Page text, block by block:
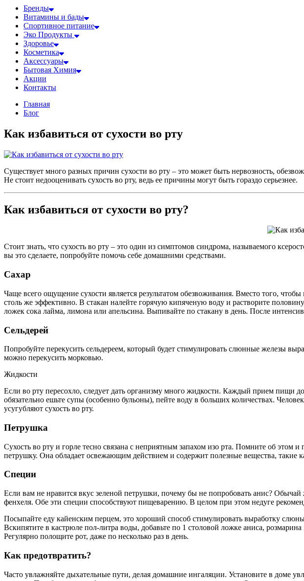
Бренды
Витамины и бады
Спортивное питание
Эко Продукты
Здоровье
Косметика
Аксессуары
Бытовая Химия
Акции
Контакты
Главная
Блог
Как избавиться от сухости во рту
Существует много разных причин сухости во рту – это может быть нервозность,
Не стоит недооценивать сухость во рту, ведь ее причины могут быть гораздо серьезнее.
Как избавиться от сухости во рту?
Стоит знать, что сухость во рту – это один из симптомов синдрома, называемого
вы это сделаете, попробуйте помочь себе домашними средствами.
Сахар
Чаще всего ощущение сухости является результатом обезвоживания. Вместо того,
столь же эффективно. В стакан налейте горячую кипяченую воду и растворите
ложек сока лайма, лимона или апельсина. Выпивайте по стакану в день. После
Сельдерей
Попробуйте перекусить сельдереем, который будет стимулировать слюнные железы
можно перекусить морковью.
Жидкости
Если во рту пересохло, следует дать организму много жидкости. Каждый прием пищи
обязательно ешьте супы (особенно бульоны), пейте воду в больших количествах.
усугубляют сухость во рту.
Петрушка
Сухость во рту и горле тесно связана с неприятным запахом изо рта. Помните об этом
петрушку. Она обладает освежающим действием и содержит полезные вещества, такие
Специи
Если вам не нравится вкус зеленой петрушки, почему бы не попробовать анис?
фенхеля. Обе эти специи способствуют пищеварению. В целом при этом недуге
Посыпайте еду кайенским перцем, это хороший способ стимулировать выработку
Вскипятите в кастрюле пол-литра воды, добавьте по 1 столовой ложке аниса,
Регулярно полощите рот, даже по несколько раз в день.
Как предотвратить?
Часто увлажняйте дыхательные пути, делая домашние ингаляции. Установите в доме